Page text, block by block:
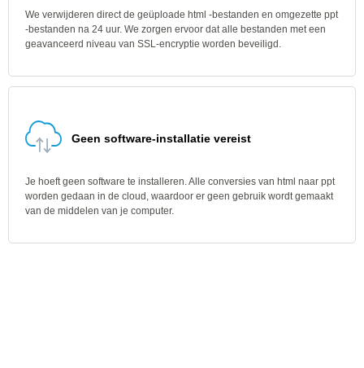
We verwijderen direct de geüploade html -bestanden en omgezette ppt
-bestanden na 24 uur. We zorgen ervoor dat alle bestanden met een
geavanceerd niveau van SSL-encryptie worden beveiligd.
Geen software-installatie vereist
Je hoeft geen software te installeren. Alle conversies van html naar ppt
worden gedaan in de cloud, waardoor er geen gebruik wordt gemaakt
van de middelen van je computer.